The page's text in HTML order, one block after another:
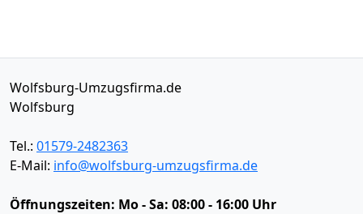
Wolfsburg-Umzugsfirma.de
Wolfsburg
Tel.: 01579-2482363
E-Mail: info@wolfsburg-umzugsfirma.de
Öffnungszeiten: Mo - Sa: 08:00 - 16:00 Uhr